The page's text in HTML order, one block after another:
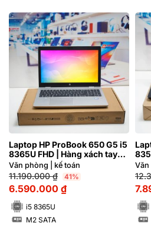
Laptop HP ProBook 650 G5 i5
8365U FHD | Hàng xách tay
97%
Văn phòng | kế toán
11.190.000₫ 41%
6.590.000 ₫
i5 8365U
SSD M2 SATA
Văn
SSD